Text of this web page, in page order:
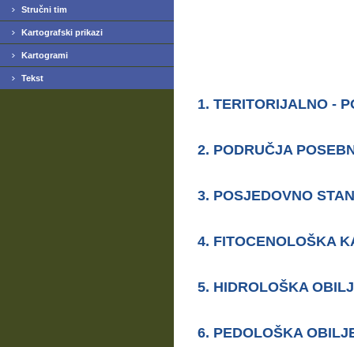
Stručni tim
Kartografski prikazi
Kartogrami
Tekst
1. TERITORIJALNO -
2. PODRUČJA
3. POSJEDOVNO
4. FITOCENOLOŠKA
5. HIDROLOŠKA
6. PEDOLOŠKA